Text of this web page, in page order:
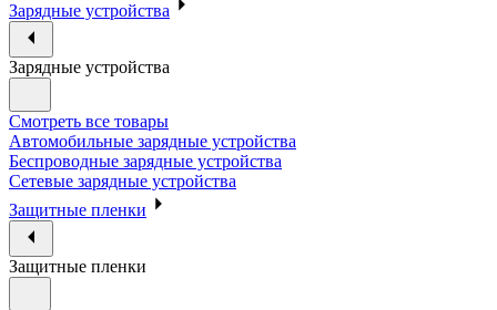
Зарядные устройства
Зарядные устройства
Смотреть все товары
Автомобильные зарядные устройства
Беспроводные зарядные устройства
Сетевые зарядные устройства
Защитные пленки
Защитные пленки